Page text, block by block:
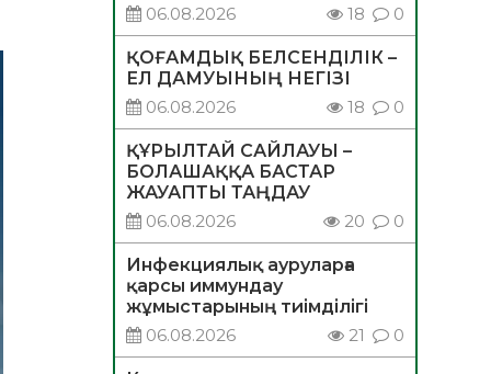
06.08.2026
18 0
ҚОҒАМДЫҚ БЕЛСЕНДІЛІК –
ЕЛ ДАМУЫНЫҢ НЕГІЗІ
06.08.2026
18 0
ҚҰРЫЛТАЙ САЙЛАУЫ –
БОЛАШАҚҚА БАСТАР
ЖАУАПТЫ ТАҢДАУ
06.08.2026
20 0
Инфекциялық ауруларға
қарсы иммундау
жұмыстарының тиімділігі
06.08.2026
21 0